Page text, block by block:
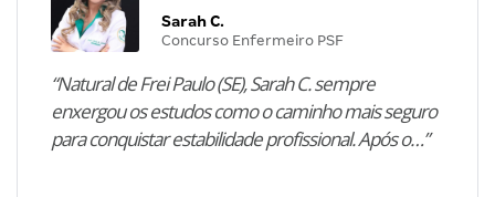
Sarah C.
Concurso Enfermeiro PSF
“Natural de Frei Paulo (SE), Sarah C. sempre
enxergou os estudos como o caminho mais seguro
para conquistar estabilidade profissional. Após o…”